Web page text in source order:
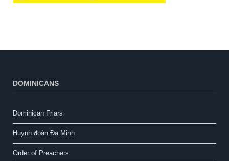
DOMINICANS
Dominican Friars
Huynh đoàn Đa Minh
Order of Preachers